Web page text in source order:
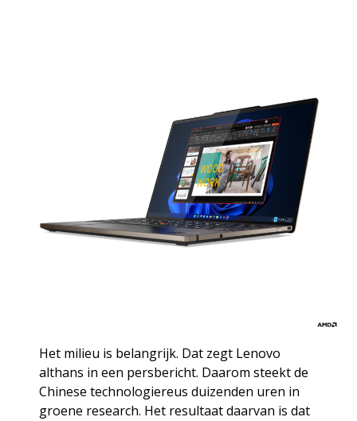
Het milieu is belangrijk. Dat zegt Lenovo
althans in een persbericht. Daarom steekt de
Chinese technologiereus duizenden uren in
groene research. Het resultaat daarvan is dat